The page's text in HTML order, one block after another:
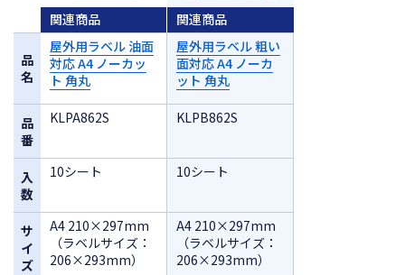
品
名
品
番
入
数
サ
イ
ズ
関連商品
屋外用ラベル 油面
対応 A4 ノーカッ
ト 角丸
KLPA862S
10シート
A4 210×297mm
（ラベルサイズ：
206×293mm）
関連商品
屋外用ラベル 粗い
面対応 A4 ノーカ
ット 角丸
KLPB862S
10シート
A4 210×297mm
（ラベルサイズ：
206×293mm）